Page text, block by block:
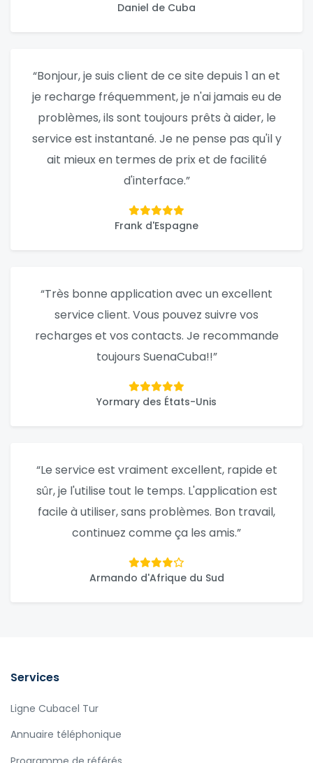
Daniel de Cuba
“Bonjour, je suis client de ce site depuis 1 an et
je recharge fréquemment, je n'ai jamais eu de
problèmes, ils sont toujours prêts à aider, le
service est instantané. Je ne pense pas qu'il y
ait mieux en termes de prix et de facilité
d'interface.”
Frank d'Espagne
“Très bonne application avec un excellent
service client. Vous pouvez suivre vos
recharges et vos contacts. Je recommande
toujours SuenaCuba!!”
Yormary des États-Unis
“Le service est vraiment excellent, rapide et
sûr, je l'utilise tout le temps. L'application est
facile à utiliser, sans problèmes. Bon travail,
continuez comme ça les amis.”
Armando d'Afrique du Sud
Services
Ligne Cubacel Tur
Annuaire téléphonique